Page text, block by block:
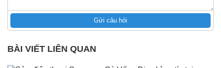
Gửi câu hỏi
BÀI VIẾT LIÊN QUAN